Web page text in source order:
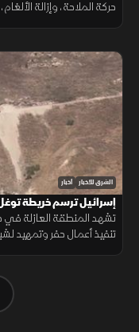
حركة الملاحة، وإزالة
الشرق للأخبار أخبار
إسرائيل ترسم خريطة
تشهد المنطقة العازلة في
تنفيذ أعمال حفر وتمهيد